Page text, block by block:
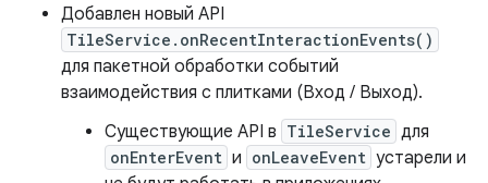
Добавлен новый API
TileService.onRecentInteractionEvents()
для пакетной обработки событий
взаимодействия с плитками (Вход / Выход).
Существующие API в TileService для
onEnterEvent и onLeaveEvent устарели и